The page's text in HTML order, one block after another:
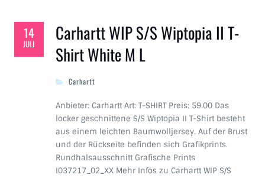
14
JULI
Carhartt WIP S/S Wiptopia II T-
Shirt White M L
Carhartt
Anbieter: Carhartt Art: T-SHIRT Preis: 59.00 Das
locker geschnittene S/S Wiptopia II T-Shirt besteht
aus einem leichten Baumwolljersey. Auf der Brust
und der Rückseite befinden sich Grafikprints.
Rundhalsausschnitt Grafische Prints
I037217_02_XX Mehr Infos zu Carhartt WIP S/S